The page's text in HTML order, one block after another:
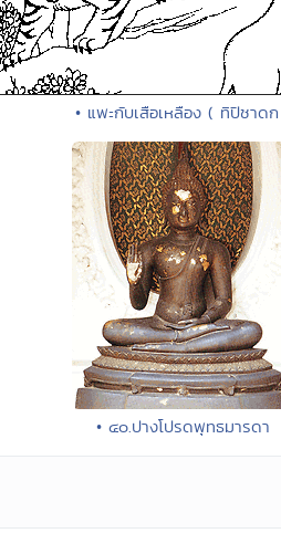
• แพะกับเสือเหลือง ( ทิปิชาด
• ๔๐.ปางโปรดพุทธมารดา